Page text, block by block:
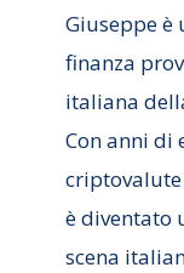
Giuseppe
finanza
italiana
Con anni di
è diventato
scena